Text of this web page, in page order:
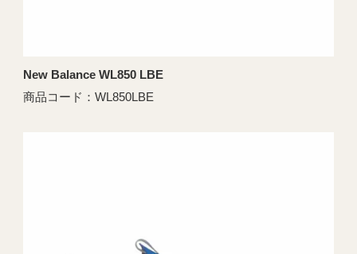
New Balance WL850 LBE
商品コード：WL850LBE